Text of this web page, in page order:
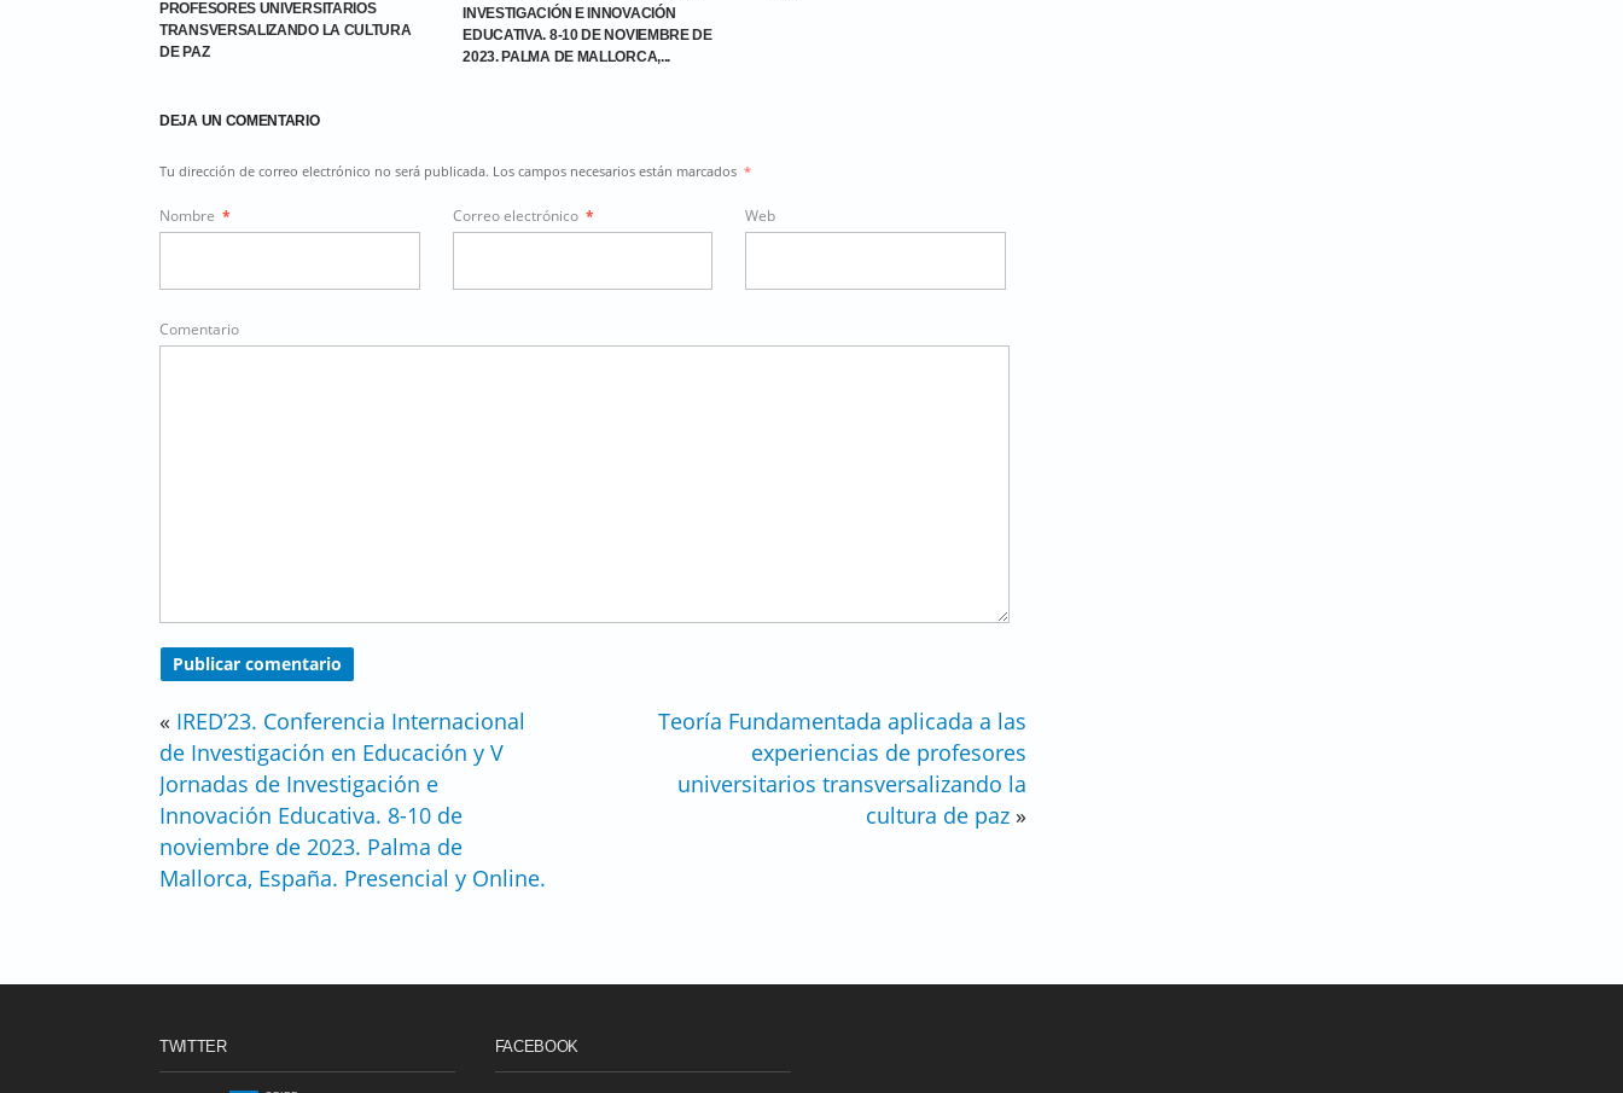
PROFESORES UNIVERSITARIOS
TRANSVERSALIZANDO LA CULTURA
DE PAZ
INVESTIGACIÓN E INNOVACIÓN
EDUCATIVA. 8-10 DE NOVIEMBRE DE
2023. PALMA DE MALLORCA,...
DEJA UN COMENTARIO
Tu dirección de correo electrónico no será publicada. Los campos necesarios están marcados *
Nombre * Correo electrónico * Web
Comentario
« IRED’23. Conferencia Internacional
de Investigación en Educación y V
Jornadas de Investigación e
Innovación Educativa. 8-10 de
noviembre de 2023. Palma de
Mallorca, España. Presencial y Online.
Teoría Fundamentada aplicada a las
experiencias de profesores
universitarios transversalizando la
cultura de paz »
TWITTER FACEBOOK